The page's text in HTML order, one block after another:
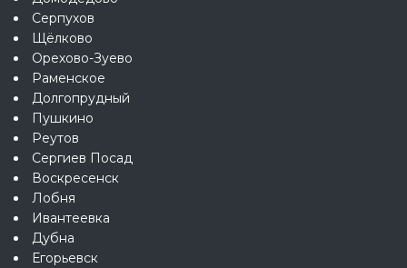
Серпухов
Щёлково
Орехово-Зуево
Раменское
Долгопрудный
Пушкино
Реутов
Сергиев Посад
Воскресенск
Лобня
Ивантеевка
Дубна
Егорьевск